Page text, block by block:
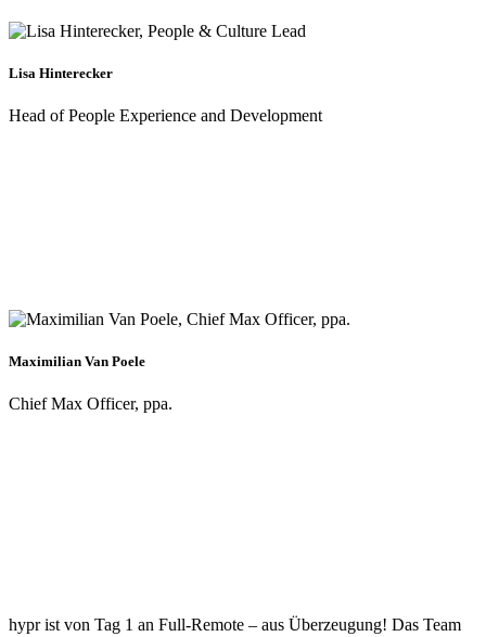
Lisa Hinterecker
Head of People Experience and Development
Maximilian Van Poele
Chief Max Officer, ppa.
hypr ist von Tag 1 an Full-Remote – aus Überzeugung! Das Team